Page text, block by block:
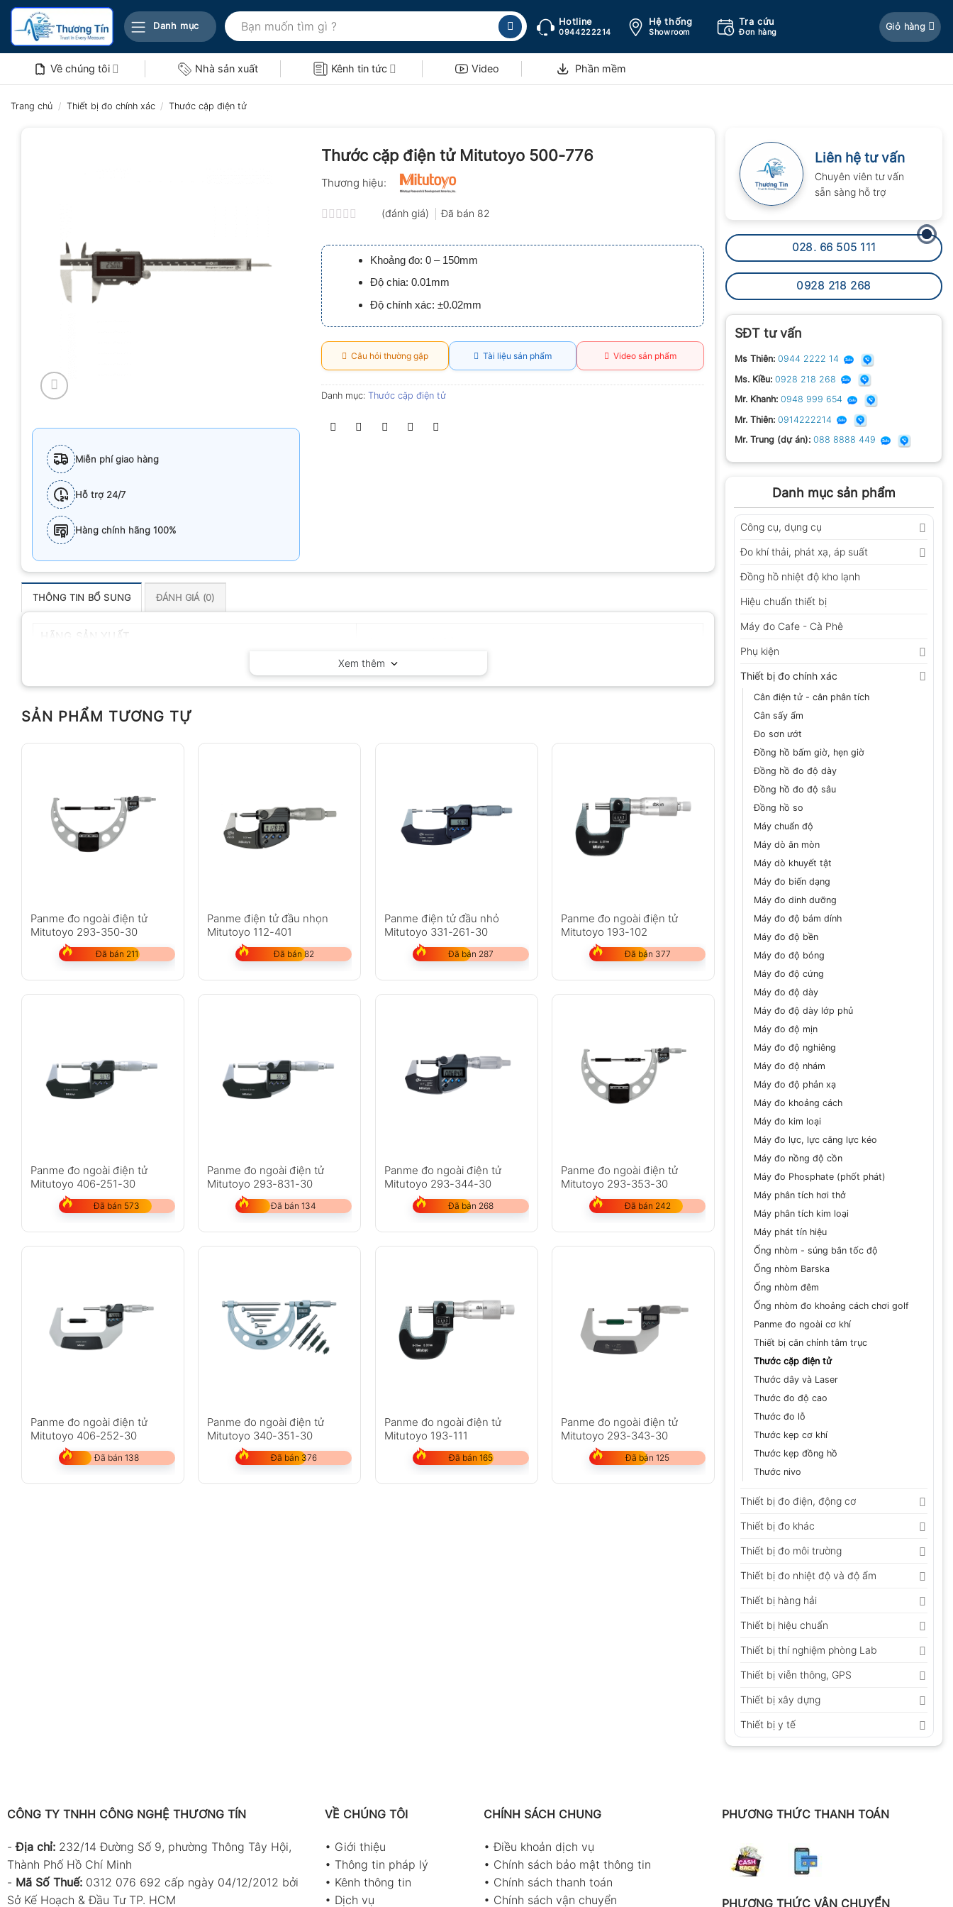
Bỏ
nội
Danh mục
Tìm
kiếm:
Hotline
0944222214
Hệ thống
Showroom
Tra cứu
Đơn hàng
Giỏ hàng
Về chúng tôi Nhà sản xuất Kênh tin tức Video Phần mềm
Trang chủ / Thiết bị đo chính xác / Thước cặp điện tử
Liên hệ tư vấn
Chuyên viên tư vấn
sẵn sàng hỗ trợ
028. 66 505 111
0928 218 268
SĐT tư vấn
Ms Thiên: 0944 2222 14
Ms. Kiều: 0928 218 268
Mr. Khanh: 0948 999 654
Mr. Thiên: 0914222214
Mr. Trung (dự án): 088 8888 449
Danh mục sản phẩm
Công cụ, dụng cụ
Đo khí thải, phát xạ, áp suất
Đồng hồ nhiệt độ kho lạnh
Hiệu chuẩn thiết bị
Máy đo Cafe - Cà Phê
Phụ kiện
Thiết bị đo chính xác
Cân điện tử - cân phân tích
Cân sấy ẩm
Đo sơn ướt
Đồng hồ bấm giờ, hẹn giờ
Đồng hồ đo độ dày
Đồng hồ đo độ sâu
Đồng hồ so
Máy chuẩn độ
Máy dò ăn mòn
Máy dò khuyết tật
Máy đo biến dạng
Máy đo dinh dưỡng
Máy đo độ bám dính
Máy đo độ bền
Máy đo độ bóng
Máy đo độ cứng
Máy đo độ dày
Máy đo độ dày lớp phủ
Máy đo độ mịn
Máy đo độ nghiêng
Máy đo độ nhám
Máy đo độ phản xạ
Máy đo khoảng cách
Máy đo kim loại
Máy đo lực, lực căng lực kéo
Máy đo nồng độ cồn
Máy đo Phosphate (phốt phát)
Máy phân tích hơi thở
Máy phân tích kim loại
Máy phát tín hiệu
Ống nhòm - súng bắn tốc độ
Ống nhòm Barska
Ống nhòm đêm
Ống nhòm đo khoảng cách chơi golf
Panme đo ngoài cơ khí
Thiết bị căn chỉnh tâm trục
Thước cặp điện tử
Thước dây và Laser
Thước đo độ cao
Thước đo lỗ
Thước kẹp cơ khí
Thước kẹp đồng hồ
Thước nivo
Thiết bị đo điện, động cơ
Thiết bị đo khác
Thiết bị đo môi trường
Thiết bị đo nhiệt độ và độ ẩm
Thiết bị hàng hải
Thiết bị hiệu chuẩn
Thiết bị thí nghiệm phòng Lab
Thiết bị viễn thông, GPS
Thiết bị xây dựng
Thiết bị y tế
Miễn phí giao hàng
Hỗ trợ 24/7
Hàng chính hãng 100%
Thước cặp điện tử Mitutoyo 500-776
Thương hiệu:
xếp
hạng
0.0
5
sao
(đánh giá) Đã bán 82
Khoảng đo: 0 – 150mm
Độ chia: 0.01mm
Độ chính xác: ±0.02mm
Câu hỏi thường gặp Tài liệu sản phẩm Video sản phẩm
Danh mục: Thước cặp điện tử
THÔNG TIN BỔ SUNG ĐÁNH GIÁ (0)
Xem thêm
SẢN PHẨM TƯƠNG TỰ
Panme đo ngoài điện tử
Mitutoyo 293-350-30
Đã bán 211
Panme điện tử đầu nhọn
Mitutoyo 112-401
Đã bán 82
Panme điện tử đầu nhỏ
Mitutoyo 331-261-30
Đã bán 287
Panme đo ngoài điện tử
Mitutoyo 193-102
Đã bán 377
Panme đo ngoài điện tử
Mitutoyo 406-251-30
Đã bán 573
Panme đo ngoài điện tử
Mitutoyo 293-831-30
Đã bán 134
Panme đo ngoài điện tử
Mitutoyo 293-344-30
Đã bán 268
Panme đo ngoài điện tử
Mitutoyo 293-353-30
Đã bán 242
Panme đo ngoài điện tử
Mitutoyo 406-252-30
Đã bán 138
Panme đo ngoài điện tử
Mitutoyo 340-351-30
Đã bán 376
Panme đo ngoài điện tử
Mitutoyo 193-111
Đã bán 165
Panme đo ngoài điện tử
Mitutoyo 293-343-30
Đã bán 125
CÔNG TY TNHH CÔNG NGHỆ THƯƠNG TÍN
-Địa chỉ: 232/14 Đường Số 9, phường Thông Tây Hội,
Thành Phố Hồ Chí Minh
- Mã Số Thuế: 0312 076 692 cấp ngày 04/12/2012 bởi
Sở Kế Hoạch & Đầu Tư TP. HCM
VỀ CHÚNG TÔI
• Giới thiệu
• Thông tin pháp lý
• Kênh thông tin
• Dịch vụ
CHÍNH SÁCH CHUNG
•Điều khoản dịch vụ
• Chính sách bảo mật thông tin
• Chính sách thanh toán
• Chính sách vận chuyển
PHƯƠNG THỨC THANH TOÁN
PHƯƠNG THỨC VẬN CHUYỂN